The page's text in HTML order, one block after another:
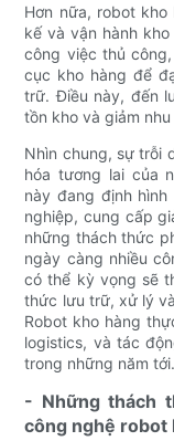
Hơn nữa, robot
kế và vận hành
công việc thủ
cục kho hàng để
trữ. Điều này, đến
tồn kho và giảm
Nhìn chung, sự trỗi
hóa tương lai của
này đang định
nghiệp, cung cấp
những thách thức
ngày càng nhiều
có thể kỳ vọng sẽ
thức lưu trữ, xử lý
Robot kho hàng
logistics, và tác
trong những năm tới.
- Những thách
công nghệ robot